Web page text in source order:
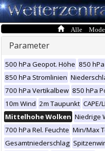
Alle
Parameter
500 hPa Geopot. Höhe 850
850 hPa Stromlinien
700 hPa Vertikalbew 850 hPa
10m Wind 2m Taupunkt CAPE/LI
Mittelhohe Wolken Niedrige
700 hPa Rel. Feuchte Min/Max
Gesamtniederschlag